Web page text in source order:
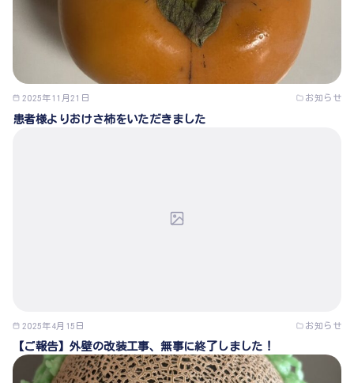
2025年11月21日 お知らせ
患者様よりおけさ柿をいただきました
2025年4月15日 お知らせ
【ご報告】外壁の改装工事、無事に終了しました！